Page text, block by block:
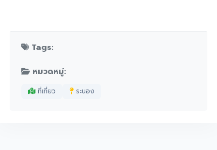
Tags:
หมวดหมู่:
ที่เที่ยว ระนอง